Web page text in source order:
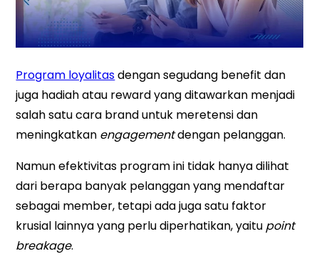
Program loyalitasdengan segudang benefit dan
juga hadiah atau reward yang ditawarkan menjadi
salah satu cara brand untuk meretensi dan
meningkatkan engagementdengan pelanggan.
Namun efektivitas program ini tidak hanya dilihat
dari berapa banyak pelanggan yang mendaftar
sebagai member, tetapi ada juga satu faktor
krusial lainnya yang perlu diperhatikan, yaitu point
breakage.